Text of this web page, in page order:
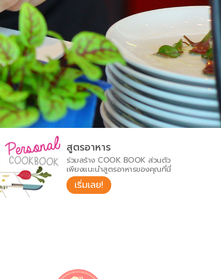
สูตรอาหาร
ร่วมสร้าง COOK BOOK ส่วนตัว
เพียงแนะนำสูตรอาหารของคุณที่นี่
เริ่มเลย!